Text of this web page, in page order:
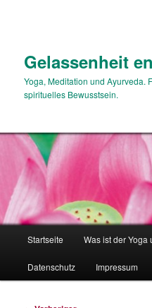
Gelassenheit
Yoga, Meditation und Ayurveda.
spirituelles Bewusstsein.
Startseite Was ist der Yoga
Datenschutz Impressum